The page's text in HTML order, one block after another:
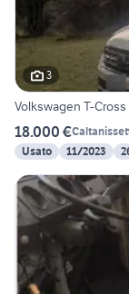
3
Volkswagen T-Cross
18.000 €
Usato
11/2023